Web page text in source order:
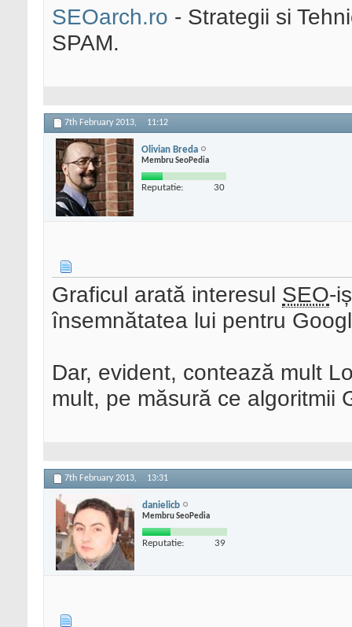
SEOarch.ro - Strategii si
SPAM.
7th February 2013, 11:12
Olivian Breda
Membru SeoPedia
Reputatie: 30
Graficul arată interesul SEO-
însemnătatea lui pentru
Dar, evident, contează mult
mult, pe măsură ce algoritmii
7th February 2013, 13:31
danielicb
Membru SeoPedia
Reputatie: 39